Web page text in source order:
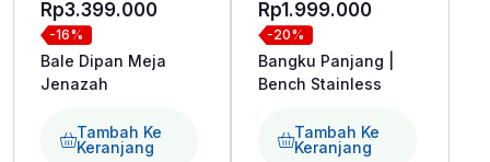
aslinya
Rp4.060.000.
Rp3.399.000Harga
ini
Rp3.399.000.
-16%
Bale Dipan Meja
Jenazah
Tambah Ke
Keranjang
aslinya
Rp2.500.000.
Rp1.999.000Harga
ini
Rp1.999.000.
-20%
Bangku Panjang |
Bench Stainless
Tambah Ke
Keranjang